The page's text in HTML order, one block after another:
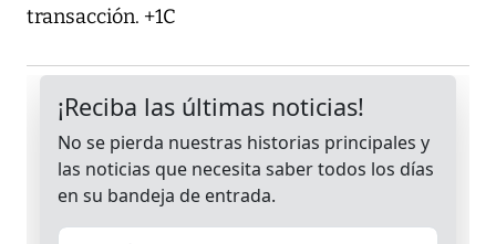
transacción. +1C